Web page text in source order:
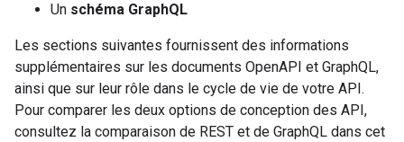
Un schéma GraphQL
Les sections suivantes fournissent des informations
supplémentaires sur les documents OpenAPI et GraphQL,
ainsi que sur leur rôle dans le cycle de vie de votre API.
Pour comparer les deux options de conception des API,
consultez la comparaison de REST et de GraphQL dans cet